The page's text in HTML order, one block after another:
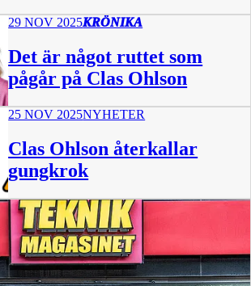
29 NOV 2025KRÖNIKA
Det är något ruttet som
pågår på Clas Ohlson
25 NOV 2025NYHETER
Clas Ohlson återkallar
gungkrok